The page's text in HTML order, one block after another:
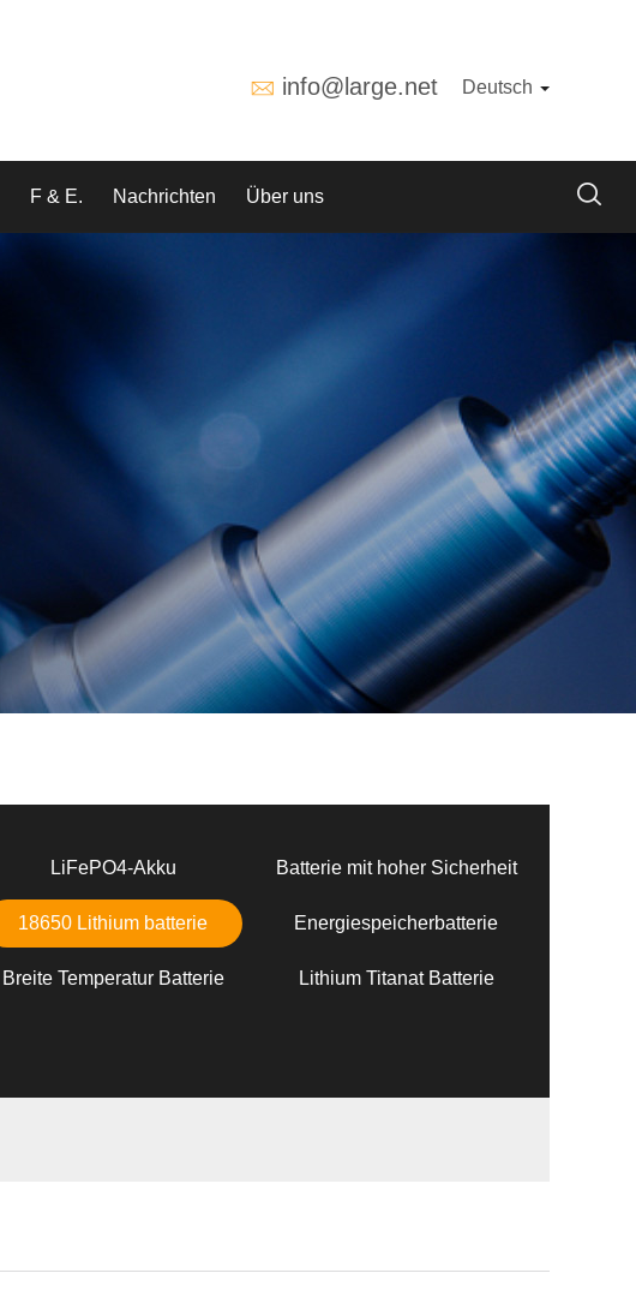
info@large.net Deutsch
F & E. Nachrichten Über uns
LiFePO4-Akku Batterie mit hoher Sicherheit
18650 Lithium batterie Energiespeicherbatterie
Breite Temperatur Batterie Lithium Titanat Batterie